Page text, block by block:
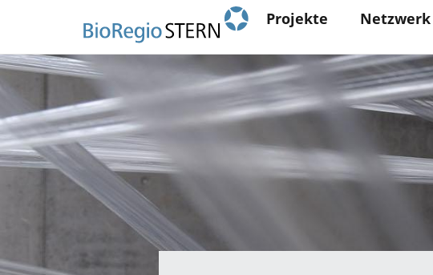
Inhalt
Main
Projekte Netzwerk